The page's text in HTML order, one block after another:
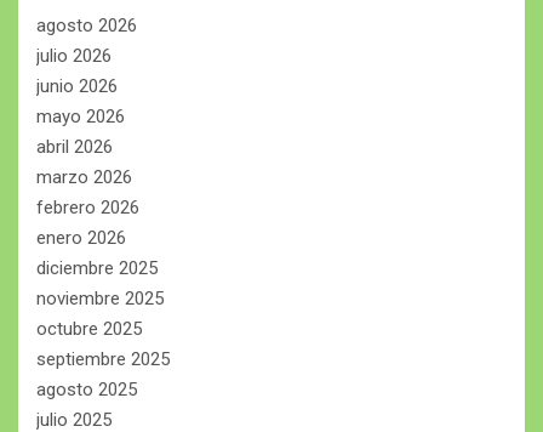
agosto 2026
julio 2026
junio 2026
mayo 2026
abril 2026
marzo 2026
febrero 2026
enero 2026
diciembre 2025
noviembre 2025
octubre 2025
septiembre 2025
agosto 2025
julio 2025